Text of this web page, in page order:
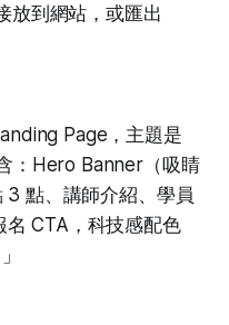
放到網站，或匯出
Page，主題是
：Hero Banner（吸睛
3 點、講師介紹、學員
名 CTA，科技感配色